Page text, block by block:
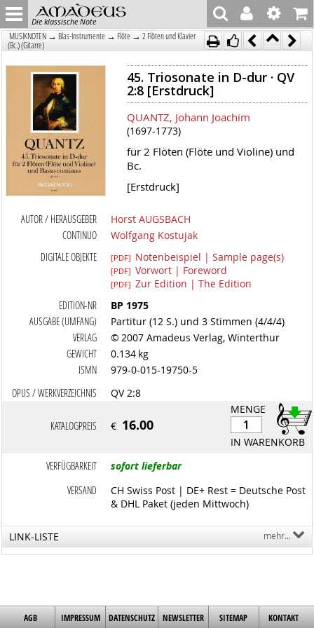
Die klassische Note
MUSIKNOTEN → Blas-Instrumente → Flöte → 2 Flöten und Klavier
(Bc.) (Gitarre)
45. Triosonate in D-dur · QV
2:8 [Erstdruck]
QUANTZ, Johann Joachim
(1697-1773)
für 2 Flöten (Flöte und Violine) und
Bc.
[Erstdruck]
AUTOR / HERAUSGEBER
Horst AUGSBACH
CONTINUO
Wolfgang Kostujak
DIGITALE OBJEKTE
[PDF] Notenbeispiel | Sample page(s)
[PDF] Vorwort | Foreword
[PDF] Zur Edition | The Edition
EDITION-NR
BP 1975
AUSGABE (UMFANG)
Partitur (12 S.) und 3 Stimmen (4/4/4)
VERLAG
© 2007 Amadeus Verlag, Winterthur
GEWICHT
0.134 kg
ISMN
979-0-015-19750-5
OPUS / WERKVERZEICHNIS
QV 2:8
MENGE
IN WARENKORB
KATALOGPREIS € 16.00
VERFÜGBARKEIT
sofort lieferbar
VERSAND
CH Swiss Post | DE+ Rest = Deutsche Post
& DHL Paket (jeden Mittwoch)
LINK-LISTE mehr...
AGB IMPRESSUM DATENSCHUTZ NEWSLETTER SITEMAP KONTAKT